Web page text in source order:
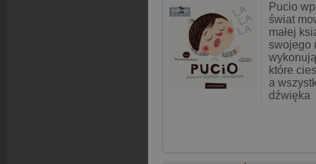
Pucio
świat
małej
swojego
które
a
dźwięka